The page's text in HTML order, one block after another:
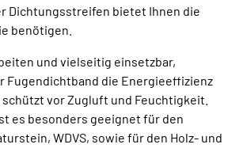
Dichtungsstreifen bietet Ihnen die
benötigen.
und vielseitig einsetzbar,
Fugendichtband die Energieeffizienz
schützt vor Zugluft und Feuchtigkeit.
es besonders geeignet für den
WDVS, sowie für den Holz- und